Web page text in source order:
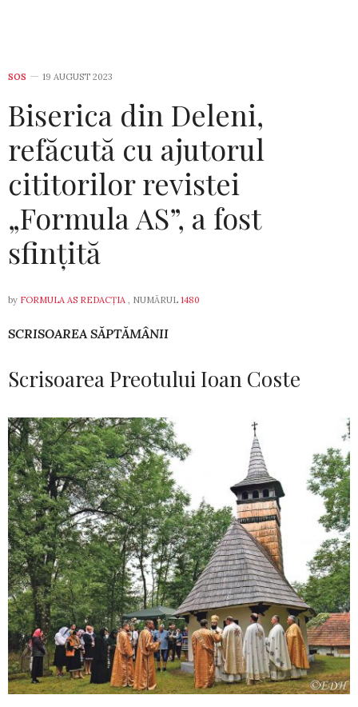
SOS 19 AUGUST 2023
Biserica din Deleni,
refăcută cu ajutorul
cititorilor revistei
„Formula AS”, a fost
sfințită
by FORMULA AS REDACȚIA , NUMĂRUL 1480
SCRISOAREA SĂPTĂMÂNII
Scrisoarea Preotului Ioan Coste